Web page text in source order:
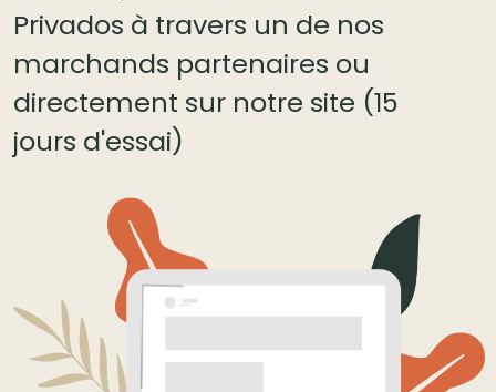
Privados à travers un de nos
marchands partenaires ou
directement sur notre site (15
jours d'essai)